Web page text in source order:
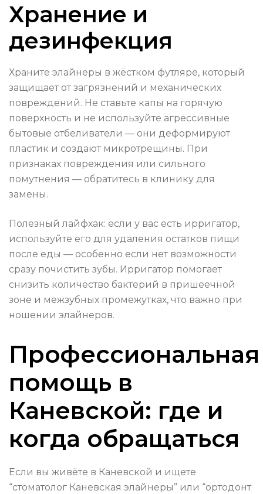
Хранение и
дезинфекция
Храните элайнеры в жёстком футляре, который
защищает от загрязнений и механических
повреждений. Не ставьте капы на горячую
поверхность и не используйте агрессивные
бытовые отбеливатели — они деформируют
пластик и создают микротрещины. При
признаках повреждения или сильного
помутнения — обратитесь в клинику для
замены.
Полезный лайфхак: если у вас есть ирригатор,
используйте его для удаления остатков пищи
после еды — особенно если нет возможности
сразу почистить зубы. Ирригатор помогает
снизить количество бактерий в пришеечной
зоне и межзубных промежутках, что важно при
ношении элайнеров.
Профессиональная
помощь в
Каневской: где и
когда обращаться
Если вы живёте в Каневской и ищете
“стоматолог Каневская элайнеры” или “ортодонт